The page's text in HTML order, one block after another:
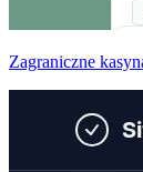
Zagraniczne